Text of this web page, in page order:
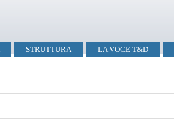
STRUTTURA LA VOCE T&D